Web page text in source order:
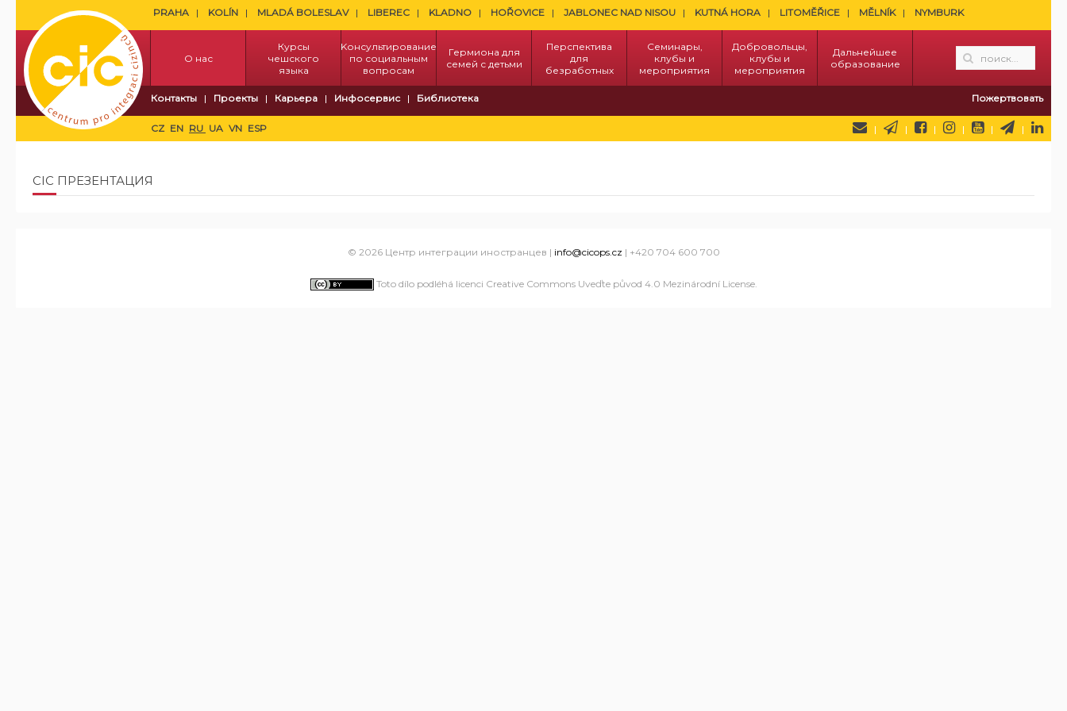
PRAHA KOLÍN MLADÁ BOLESLAV LIBEREC KLADNO HOŘOVICE JABLONEC NAD NISOU KUTNÁ HORA LITOMĚŘICE MĚLNÍK NYMBURK
О нас
Курсы
чешского
языка
Kонсультирование
по социальным
вопросам
Гермиона для
семей с детьми
Перспектива
для
безработных
Семинары,
клубы и
мероприятия
Добровольцы,
клубы и
мероприятия
Дальнейшее
образование
Контакты Проекты Карьера Инфосервис Библиотека Пожертвовать
CZ EN RU UA VN ESP
CIC ПРЕЗЕНТАЦИЯ
© 2026 Центр интеграции иностранцев | info@cicops.cz | +420 704 600 700
Toto dílo podléhá licenci Creative Commons Uveďte původ 4.0 Mezinárodní License.